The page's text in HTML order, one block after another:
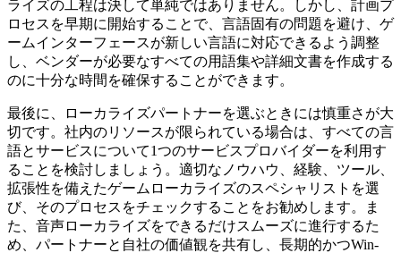
ライズの工程は決して単純ではありません。しかし、計画プ
ロセスを早期に開始することで、言語固有の問題を避け、ゲ
ームインターフェースが新しい言語に対応できるよう調整
し、ベンダーが必要なすべての用語集や詳細文書を作成する
のに十分な時間を確保することができます。
最後に、ローカライズパートナーを選ぶときには慎重さが大
切です。社内のリソースが限られている場合は、すべての言
語とサービスについて1つのサービスプロバイダーを利用す
ることを検討しましょう。適切なノウハウ、経験、ツール、
拡張性を備えたゲームローカライズのスペシャリストを選
び、そのプロセスをチェックすることをお勧めします。ま
た、音声ローカライズをできるだけスムーズに進行するた
め、パートナーと自社の価値観を共有し、長期的かつWin-